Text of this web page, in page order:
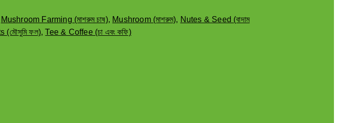
Mushroom Farming (মাশরুম চাষ), Mushroom (মাশরুম), Nutes & Seed (বাদাম
(মৌসুমি ফল),Tee & Coffee (চা এবং কফি)